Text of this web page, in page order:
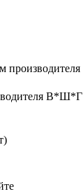
производителя
В*Ш*Г